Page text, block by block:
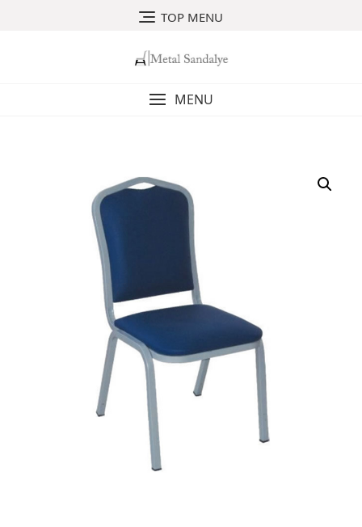
TOP MENU
MENU